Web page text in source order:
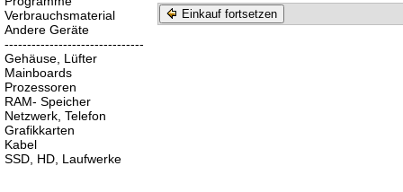
Einkauf fortsetzen
Verbrauchsmaterial
Andere Geräte
-------------------------------
Gehäuse, Lüfter
Mainboards
Prozessoren
RAM- Speicher
Netzwerk, Telefon
Grafikkarten
Kabel
SSD, HD, Laufwerke